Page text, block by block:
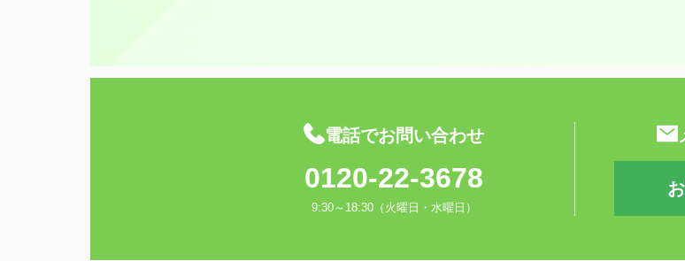
電話でお問い合わせ
0120-22-3678
9:30～18:30（火曜日・水曜日）